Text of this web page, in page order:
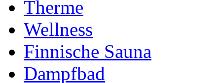
Therme
Wellness
Finnische Sauna
Dampfbad